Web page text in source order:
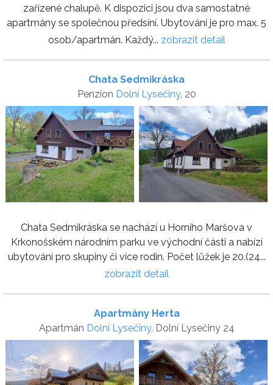
zařízené chalupě. K dispozici jsou dva samostatné
apartmány se společnou předsíní. Ubytování je pro max. 5
osob/apartmán. Každý... zobrazit detail
Chata Sedmikráska
Penzion Dolní Lysečiny, 20
Chata Sedmikráska se nachází u Horního Maršova v
Krkonošském národním parku ve východní části a nabízí
ubytování pro skupiny či více rodin. Počet lůžek je 20.(24...
zobrazit detail
Apartmány Herta
Apartmán Dolní Lysečiny, Dolní Lysečiny 24